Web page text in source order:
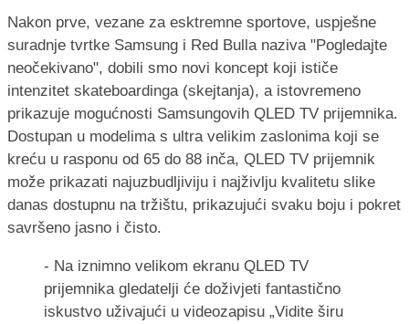
Nakon prve, vezane za esktremne sportove, uspješne
suradnje tvrtke Samsung i Red Bulla naziva "Pogledajte
neočekivano", dobili smo novi koncept koji ističe
intenzitet skateboardinga (skejtanja), a istovremeno
prikazuje mogućnosti Samsungovih QLED TV prijemnika.
Dostupan u modelima s ultra velikim zaslonima koji se
kreću u rasponu od 65 do 88 inča, QLED TV prijemnik
može prikazati najuzbudljiviju i najživlju kvalitetu slike
danas dostupnu na tržištu, prikazujući svaku boju i pokret
savršeno jasno i čisto.
- Na iznimno velikom ekranu QLED TV
prijemnika gledatelji će doživjeti fantastično
iskustvo uživajući u videozapisu „Vidite širu